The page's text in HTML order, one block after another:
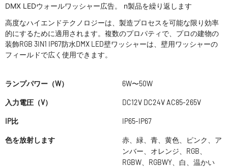
DMX LEDウォールワッシャー広告。 n製品を繰り返します
高度なハイエンドテクノロジーは、製造プロセスを可能な限り効率
的にするために適用されます。複数のプロパティで、プロの建物の
装飾RGB 3IN1 IP67防水DMX LED壁ワッシャーは、壁用ワッシャーの
フィールドで広く使用できます。
ランプパワー（W） 6W〜50W
入力電圧（V） DC12V DC24V AC85-265V
IP比 IP65-IP67
色を放射します
赤、緑、青、黄色、ピンク、ア
ンバー、オレンジ、RGB、
RGBW、RGBWY、白、温かい